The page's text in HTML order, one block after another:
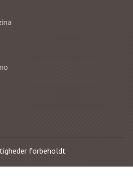
forbeholdt